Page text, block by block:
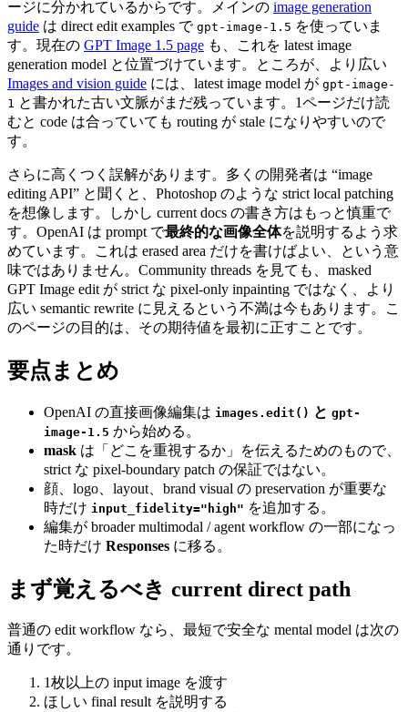
ージに分かれているからです。メインの image generation
guide は direct edit examples で gpt-image-1.5 を使っていま
す。現在の GPT Image 1.5 page も、これを latest image
generation model と位置づけています。ところが、より広い
Images and vision guide には、latest image model が gpt-image-
1 と書かれた古い文脈がまだ残っています。1ページだけ読
むと code は合っていても routing が stale になりやすいので
す。
さらに高くつく誤解があります。多くの開発者は “image
editing API” と聞くと、Photoshop のような strict local patching
を想像します。しかし current docs の書き方はもっと慎重で
す。OpenAI は prompt で最終的な画像全体を説明するよう求
めています。これは erased area だけを書けばよい、という意
味ではありません。Community threads を見ても、masked
GPT Image edit が strict な pixel-only inpainting ではなく、より
広い semantic rewrite に見えるという不満は今もあります。こ
のページの目的は、その期待値を最初に正すことです。
要点まとめ
OpenAI の直接画像編集は images.edit() と gpt-
image-1.5 から始める。
mask は「どこを重視するか」を伝えるためのもので、
strict な pixel-boundary patch の保証ではない。
顔、logo、layout、brand visual の preservation が重要な
時だけ input_fidelity="high" を追加する。
編集が broader multimodal / agent workflow の一部になっ
た時だけ Responses に移る。
まず覚えるべき current direct path
普通の edit workflow なら、最短で安全な mental model は次の
通りです。
1枚以上の input image を渡す
ほしい final result を説明する